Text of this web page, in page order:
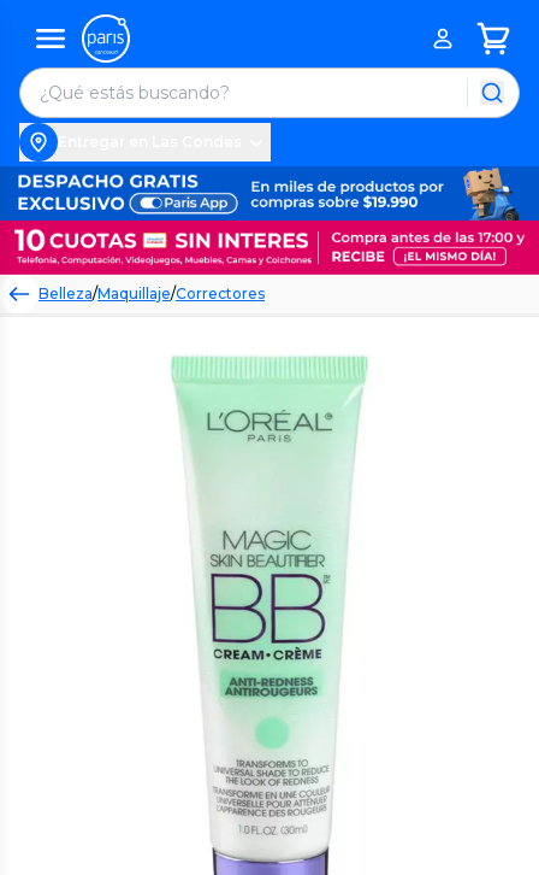
Belleza/Maquillaje/Correctores